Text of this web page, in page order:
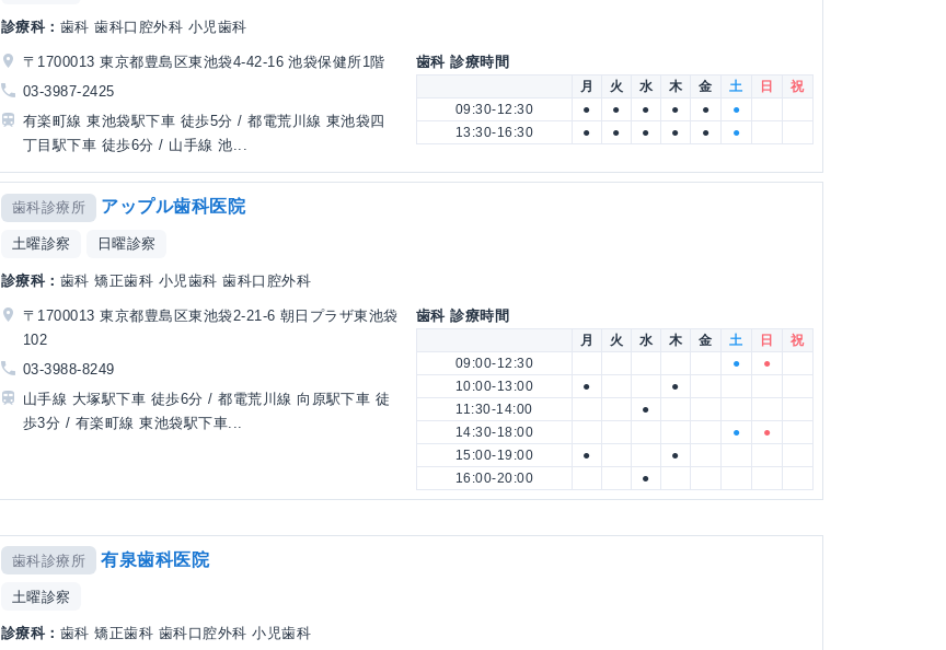
診療科： 歯科 歯科口腔外科 小児歯科
〒1700013 東京都豊島区東池袋4-42-16 池袋保健所1階
03-3987-2425
有楽町線 東池袋駅下車 徒歩5分 / 都電荒川線 東池袋四
丁目駅下車 徒歩6分 / 山手線 池...
歯科 診療時間
月 火 水 木 金 土 日
祝
09:30-12:30
● ● ● ● ●
●
13:30-16:30
● ● ● ● ● ●
歯科診療所 アップル歯科医院
土曜診察 日曜診察
診療科： 歯科 矯正歯科 小児歯科 歯科口腔外科
〒1700013 東京都豊島区東池袋2-21-6 朝日プラザ東池袋
102
03-3988-8249
山手線 大塚駅下車 徒歩6分 / 都電荒川線 向原駅下車 徒
歩3分 / 有楽町線 東池袋駅下車...
歯科 診療時間
月 火 水 木 金 土 日
祝
09:00-12:30
●
●
10:00-13:00
●
●
11:30-14:00
●
14:30-18:00
●
●
15:00-19:00
●
●
16:00-20:00
●
歯科診療所 有泉歯科医院
土曜診察
診療科： 歯科 矯正歯科 歯科口腔外科 小児歯科